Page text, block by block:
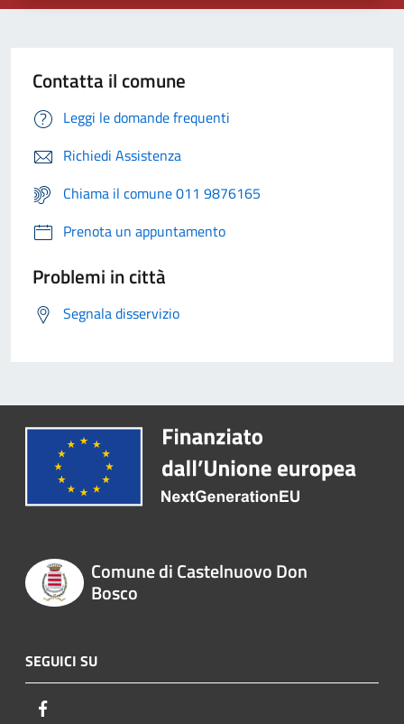
Contatta il comune
Leggi le domande frequenti
Richiedi Assistenza
Chiama il comune 011 9876165
Prenota un appuntamento
Problemi in città
Segnala disservizio
Comune di Castelnuovo Don
Bosco
SEGUICI SU